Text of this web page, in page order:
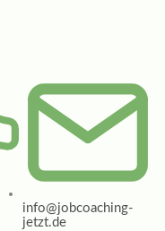
info@jobcoaching-
jetzt.de